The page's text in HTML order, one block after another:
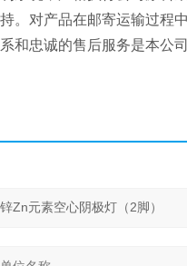
。对产品在邮寄运输过程
和忠诚的售后服务是本公